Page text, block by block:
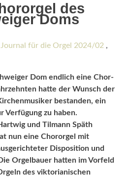
des
Doms
für die Orgel 2024/02 ,
Dom endlich eine Chor­
hatte der Wunsch der
bestanden, ein
Verfügung zu haben.
und Tilmann Späth
nun eine Chororgel mit
Disposition und
Orgelbauer hatten im Vorfeld
des viktorianischen